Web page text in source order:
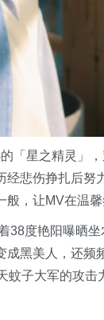
「星之精灵」
悲伤挣扎后努
，让MV在温馨
38度艳阳曝晒
黑美人，还频
子大军的攻